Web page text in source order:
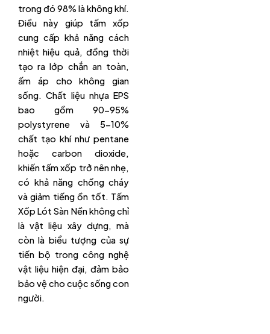
trong đó 98% là không khí.
Điều này giúp tấm xốp
cung cấp khả năng cách
nhiệt hiệu quả, đồng thời
tạo ra lớp chắn an toàn,
ấm áp cho không gian
sống. Chất liệu nhựa EPS
bao gồm 90-95%
polystyrene và 5-10%
chất tạo khí như pentane
hoặc carbon dioxide,
khiến tấm xốp trở nên nhẹ,
có khả năng chống cháy
và giảm tiếng ồn tốt. Tấm
Xốp Lót Sàn Nền không chỉ
là vật liệu xây dựng, mà
còn là biểu tượng của sự
tiến bộ trong công nghệ
vật liệu hiện đại, đảm bảo
bảo vệ cho cuộc sống con
người.